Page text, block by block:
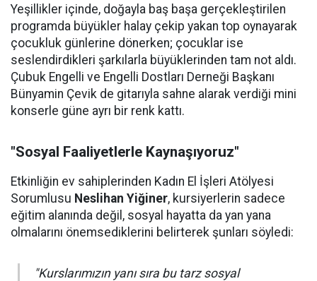
Yeşillikler içinde, doğayla baş başa gerçekleştirilen
programda büyükler halay çekip yakan top oynayarak
çocukluk günlerine dönerken; çocuklar ise
seslendirdikleri şarkılarla büyüklerinden tam not aldı.
Çubuk Engelli ve Engelli Dostları Derneği Başkanı
Bünyamin Çevik de gitarıyla sahne alarak verdiği mini
konserle güne ayrı bir renk kattı.
"Sosyal Faaliyetlerle Kaynaşıyoruz"
Etkinliğin ev sahiplerinden Kadın El İşleri Atölyesi
Sorumlusu Neslihan Yiğiner, kursiyerlerin sadece
eğitim alanında değil, sosyal hayatta da yan yana
olmalarını önemsediklerini belirterek şunları söyledi:
"Kurslarımızın yanı sıra bu tarz sosyal